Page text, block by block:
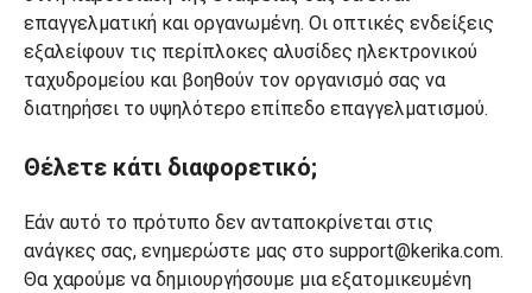
επαγγελματική και οργανωμένη. Οι οπτικές ενδείξεις
εξαλείφουν τις περίπλοκες αλυσίδες ηλεκτρονικού
ταχυδρομείου και βοηθούν τον οργανισμό σας να
διατηρήσει το υψηλότερο επίπεδο επαγγελματισμού.
Θέλετε κάτι διαφορετικό;
Εάν αυτό το πρότυπο δεν ανταποκρίνεται στις
ανάγκες σας, ενημερώστε μας στο support@kerika.com.
Θα χαρούμε να δημιουργήσουμε μια εξατομικευμένη